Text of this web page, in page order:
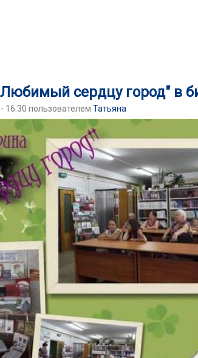
сердцу город" в
16:30 пользователем Татьяна